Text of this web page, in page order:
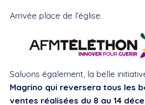
Arrivée place de l’église.
Saluons également, la belle
Magrino qui reversera tous les
ventes réalisées du 8 au 14